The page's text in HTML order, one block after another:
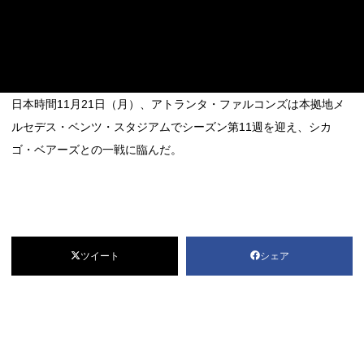
日本時間11月21日（月）、アトランタ・ファルコンズは本拠地メ
ルセデス・ベンツ・スタジアムでシーズン第11週を迎え、シカ
ゴ・ベアーズとの一戦に臨んだ。
ツイート シェア